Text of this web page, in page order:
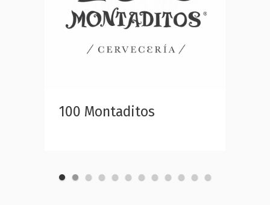
100 Montaditos
Canel Rolls